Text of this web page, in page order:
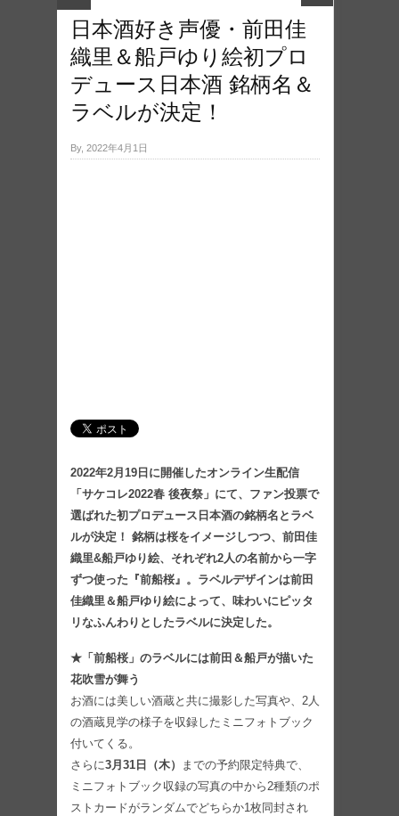
日本酒好き声優・前田佳
織里＆船戸ゆり絵初プロ
デュース日本酒 銘柄名＆
ラベルが決定！
By, 2022年4月1日
2022年2​月19日に開催したオンライン生配信
「サケコレ2022春 後夜祭」にて、ファン投票で
選ばれた初プロデュース日本酒の銘柄名とラベ
ルが決定！ 銘柄は桜をイメージしつつ、前田佳
織里&船戸ゆり絵、それぞれ2人の名前から一字
ずつ使った『前船桜』。ラベルデザインは前田
佳織里＆船戸ゆり絵によって、味わいにピッタ
リなふんわりとしたラベルに決定した。
★「前船桜」のラベルには前田＆船戸が描いた
花吹雪が舞う
お酒には美しい酒蔵と共に撮影した写真や、2人
の酒蔵見学の様子を収録したミニフォトブック
付いてくる。
さらに3月31日（木）
までの予約限定特典で、
ミニフォトブック収録の写真の中から2種類のポ
ストカードがランダムでどちらか1枚同封され